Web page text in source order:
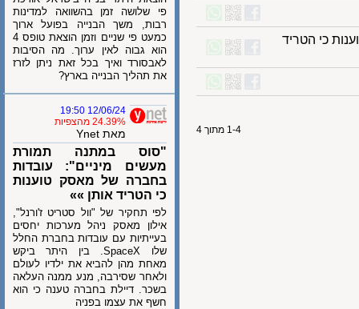
כי הטריד
פי שלושה זמן בהשוואה למדינות
רבות, משך הבנייה בפועל ארוך
כמעט פי שניים וזמן הוצאת טופס 4
הוא גבוה לאין ערוך. מה הסיבות
לאבסורד ואיך בכל זאת ניתן לזרז
את תהליך הבנייה בארץ?
12/06/24 19:50
24.39% מהצפיות
מאת Ynet
"סוס במתנה תמורת
מעשים מיניים": עובדות
בחברה של מאסק טוענות
כי הטריד אותן »»
לפי תחקיר של "וול סטריט ז'ורנל",
אילון מאסק ניהל מערכות יחסים
בעייתיות עם עובדות בחברת החלל
שלו SpaceX. בין היתר ביקש
מאחת מהן להביא את ילדיו לעולם
ולאחר שסירבה, מנע ממנה העלאה
בשכר. דיילת בחברה טענה כי הוא
חשף את עצמו בפניה